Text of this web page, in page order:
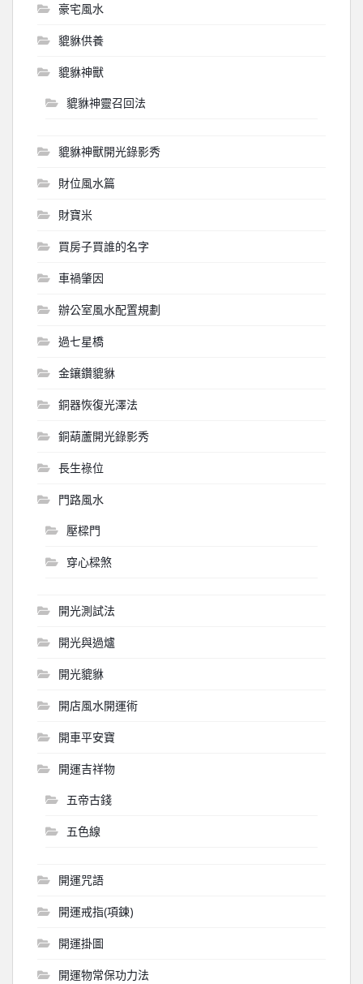
豪宅風水
貔貅供養
貔貅神獸
貔貅神靈召回法
貔貅神獸開光錄影秀
財位風水篇
財寶米
買房子買誰的名字
車禍肇因
辦公室風水配置規劃
過七星橋
金鑲鑽貔貅
銅器恢復光澤法
銅葫蘆開光錄影秀
長生祿位
門路風水
壓樑門
穿心樑煞
開光測試法
開光與過爐
開光貔貅
開店風水開運術
開車平安寶
開運吉祥物
五帝古錢
五色線
開運咒語
開運戒指(項鍊)
開運掛圖
開運物常保功力法